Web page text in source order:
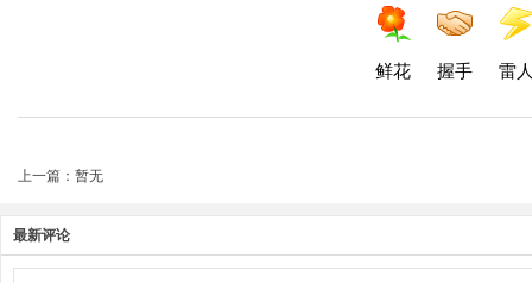
鲜花 握手 雷
上一篇：暂无
最新评论